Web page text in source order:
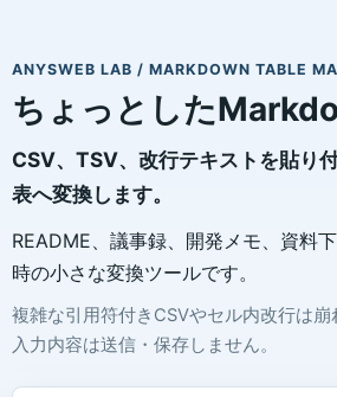
ANYSWEB LAB / MARKDOWN TABLE
ちょっとした
CSV、TSV、改行テキストを貼り
表へ変換します。
README、議事録、開発メモ、資料
時の小さな変換ツールです。
複雑な引用符付きCSVやセル内改行は崩
入力内容は送信・保存しません。